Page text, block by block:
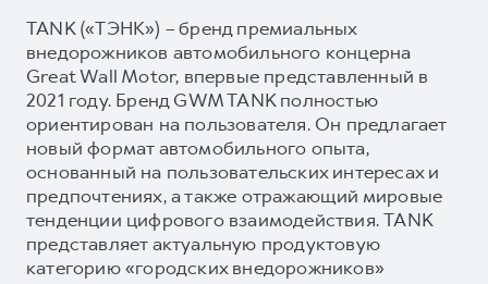
TANK («ТЭНК») – бренд премиальных
внедорожников автомобильного концерна
Great Wall Motor, впервые представленный в
2021 году. Бренд GWM TANK полностью
ориентирован на пользователя. Он предлагает
новый формат автомобильного опыта,
основанный на пользовательских интересах и
предпочтениях, а также отражающий мировые
тенденции цифрового взаимодействия. TANK
представляет актуальную продуктовую
категорию «городских внедорожников»